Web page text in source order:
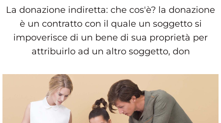
La donazione indiretta: che cos'è? la donazione
è un contratto con il quale un soggetto si
impoverisce di un bene di sua proprietà per
attribuirlo ad un altro soggetto, don